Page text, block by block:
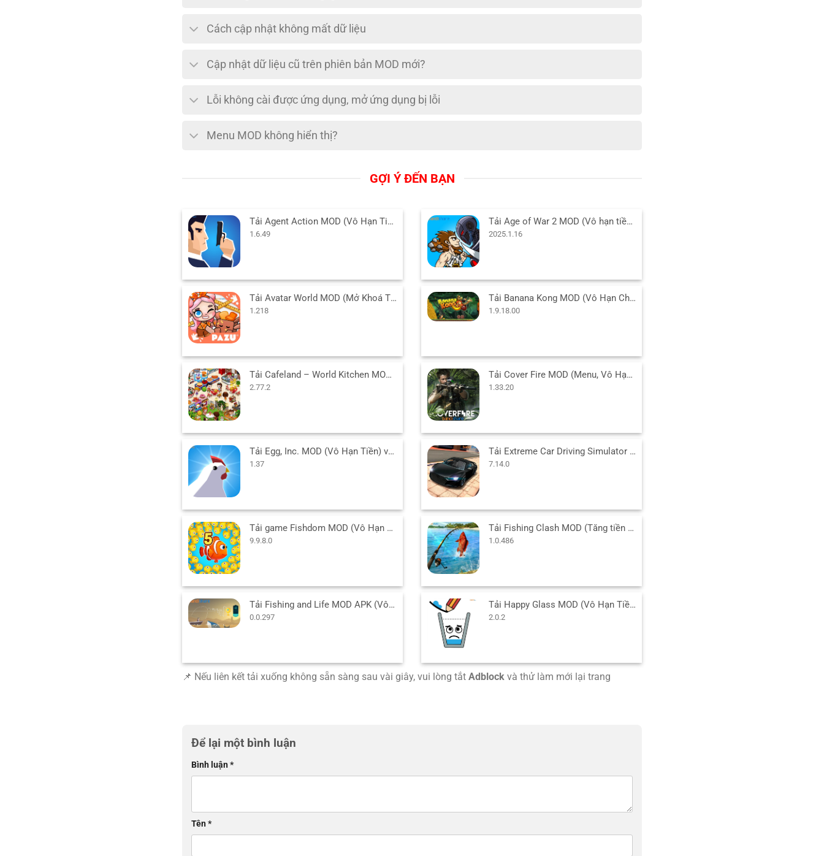
Cách cập nhật không mất dữ liệu
Cập nhật dữ liệu cũ trên phiên bản MOD mới?
Lỗi không cài được ứng dụng, mở ứng dụng bị lỗi
Menu MOD không hiển thị?
GỢI Ý ĐẾN BẠN
Tải Agent Action MOD (Vô Hạn Tiền) v1.6.49 APK cho Android
1.6.49
Tải Age of War 2 MOD (Vô hạn tiền, Mở Khóa Free) v2025.1.16 APK
2025.1.16
Tải Avatar World MOD (Mở Khoá Tất Cả) v1.218 APK cho Android
1.218
Tải Banana Kong MOD (Vô Hạn Chuối, Trái Tim) 1.9.18.00 APK
1.9.18.00
Tải Cafeland – World Kitchen MOD (Vô Hạn Tiền) v2.77.2 APK
2.77.2
Tải Cover Fire MOD (Menu, Vô Hạn Tiền, Bất Tử, VIP) 1.33.20 APK
1.33.20
Tải Egg, Inc. MOD (Vô Hạn Tiền) v1.37 APK cho Android
1.37
Tải Extreme Car Driving Simulator MOD (Menu/Tiền/Full Xe) 7.14.0 APK
7.14.0
Tải game Fishdom MOD (Vô Hạn Tiền, Kim Cương) 9.9.8.0 APK
9.9.8.0
Tải Fishing Clash MOD (Tăng tiền thưởng, Tự động câu) 1.0.486 APK
1.0.486
Tải Fishing and Life MOD APK (Vô Hạn Tiền) v0.0.297 cho Android
0.0.297
Tải Happy Glass MOD (Vô Hạn Tiền) v2.0.2 APK cho Android
2.0.2
📌 Nếu liên kết tải xuống không sẵn sàng sau vài giây, vui lòng tắt Adblock và thử làm mới lại trang
Để lại một bình luận
Bình luận*
Tên*